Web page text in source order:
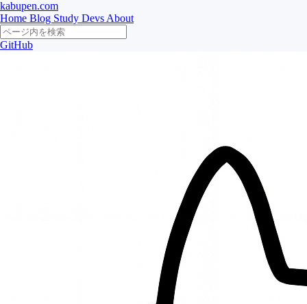
kabupen.com
Home Blog Study Devs About
GitHub